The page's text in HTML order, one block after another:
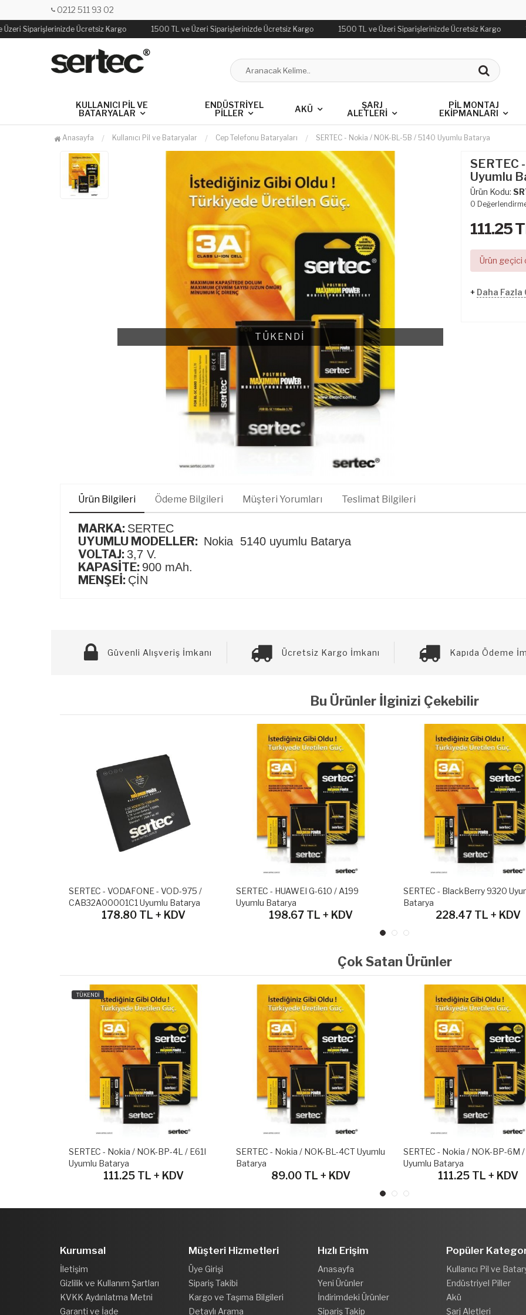
0212 511 93 02
Siparişlerinizde Ücretsiz Kargo 1500 TL ve Üzeri Siparişlerinizde Ücretsiz Kargo 1500 TL ve Üzeri Siparişlerinizde Ücretsiz Kargo
KULLANICI PIL VE
BATARYALAR
ENDÜSTRIYEL
PILLER
AKÜ
ŞARJ
ALETLERI
PIL MONTAJ
EKIPMANLARI
Anasayfa Kullanıcı Pil ve Bataryalar Cep Telefonu Bataryaları SERTEC - Nokia / NOK-BL-5B / 5140 Uyumlu Batarya
TÜKENDİ
SERTEC
Uyumlu
Ürün Kodu:
0
111.25
Ürün geçici
+ Daha Fazla
Ürün Bilgileri Ödeme Bilgileri Müşteri Yorumları Teslimat Bilgileri
MARKA: SERTEC
UYUMLU MODELLER: Nokia 5140 uyumlu Batarya
VOLTAJ: 3,7 V.
KAPASİTE: 900 mAh.
MENŞEİ: ÇİN
Güvenli Alışveriş İmkanı Ücretsiz Kargo İmkanı Kapıda Ödeme
Bu Ürünler İlginizi Çekebilir
SERTEC - VODAFONE - VOD-975 /
CAB32A00001C1 Uyumlu Batarya
178.80 TL + KDV
SERTEC - HUAWEI G-610 / A199
Uyumlu Batarya
198.67 TL + KDV
SERTEC - BlackBerry 9320
Batarya
228.47 TL + KDV
Çok Satan Ürünler
TÜKENDİ
SERTEC - Nokia / NOK-BP-4L / E61I
Uyumlu Batarya
111.25 TL + KDV
SERTEC - Nokia / NOK-BL-4CT Uyumlu
Batarya
89.00 TL + KDV
SERTEC - Nokia / NOK-BP-6M
Uyumlu Batarya
111.25 TL + KDV
Kurumsal
İletişim
Gizlilik ve Kullanım Şartları
KVKK Aydınlatma Metni
Garanti ve İade
Müşteri Hizmetleri
Üye Girişi
Sipariş Takibi
Kargo ve Taşıma Bilgileri
Detaylı Arama
Hızlı Erişim
Anasayfa
Yeni Ürünler
İndirimdeki Ürünler
Sipariş Takip
Popüler
Kullanıcı Pil ve
Endüstriyel Piller
Akü
Şarj Aletleri